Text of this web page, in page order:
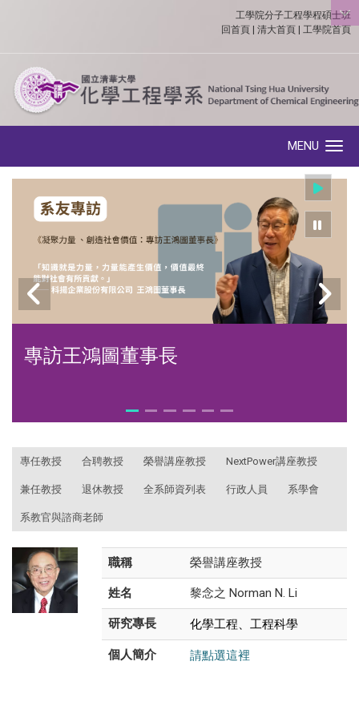
:::
工學院分子工程學程碩士班
回首頁
清大首頁 工學院首頁
MENU
專訪王鴻圖董事長
專任教授 合聘教授 榮譽講座教授 NextPower講座教授
兼任教授 退休教授 全系師資列表 行政人員 系學會
系教官與諮商老師
職稱 榮譽講座教授
姓名 黎念之 Norman N. Li
研究專長 化學工程、工程科學
個人簡介 請點選這裡